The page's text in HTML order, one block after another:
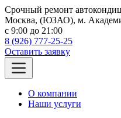
Срочный ремонт
Москва, (ЮЗАО), м.
c 9:00 до 21:00
8 (926) 777-25-25
Оставить заявку
О компании
Наши услуги